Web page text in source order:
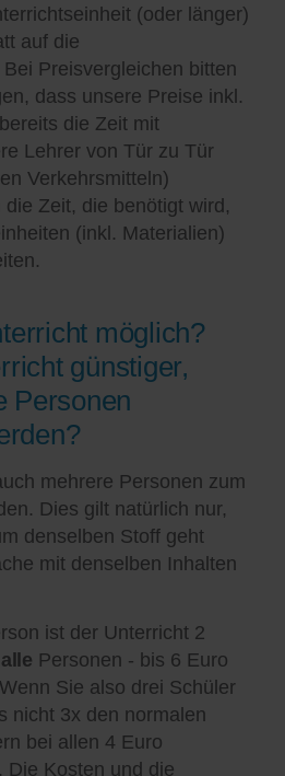
(oder länger)
auf die
Preisvergleichen bitten
dass unsere Preise inkl.
die Zeit mit
Lehrer von Tür zu Tür
Verkehrsmitteln)
Zeit, die benötigt wird,
(inkl. Materialien)
möglich?
günstiger,
Personen
mehrere Personen zum
Dies gilt natürlich nur,
denselben Stoff geht
mit denselben Inhalten
ist der Unterricht 2
Personen - bis 6 Euro
Sie also drei Schüler
nicht 3x den normalen
bei allen 4 Euro
Die Kosten und die